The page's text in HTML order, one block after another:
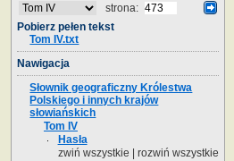
strona:
Pobierz pełen tekst
Tom IV.txt
Nawigacja
Słownik geograficzny Królestwa
Polskiego i innych krajów
słowiańskich
Tom IV
Hasła
zwiń wszystkie
rozwiń wszystkie